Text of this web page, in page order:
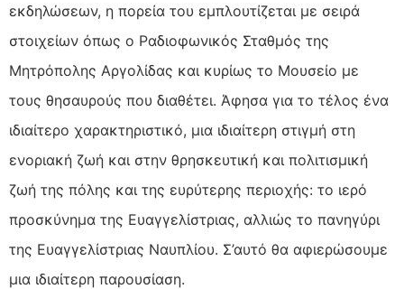
εκδηλώσεων, η πορεία του εμπλουτίζεται με σειρά
στοιχείων όπως ο Ραδιοφωνικός Σταθμός της
Μητρόπολης Αργολίδας και κυρίως το Μουσείο με
τους θησαυρούς που διαθέτει. Άφησα για το τέλος ένα
ιδιαίτερο χαρακτηριστικό, μια ιδιαίτερη στιγμή στη
ενοριακή ζωή και στην θρησκευτική και πολιτισμική
ζωή της πόλης και της ευρύτερης περιοχής: το ιερό
προσκύνημα της Ευαγγελίστριας, αλλιώς το πανηγύρι
της Ευαγγελίστριας Ναυπλίου. Σ’αυτό θα αφιερώσουμε
μια ιδιαίτερη παρουσίαση.